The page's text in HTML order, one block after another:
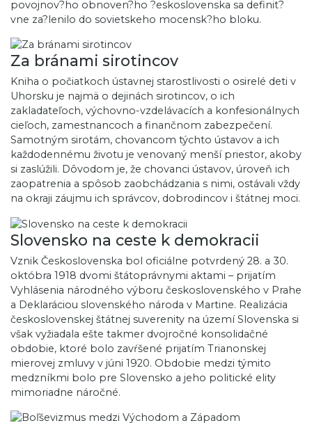
povojnov?ho obnoven?ho ?eskoslovenska sa definit?
vne za?lenilo do sovietskeho mocensk?ho bloku.
Za bránami sirotincov
Kniha o počiatkoch ústavnej starostlivosti o osirelé deti v
Uhorsku je najmä o dejinách sirotincov, o ich
zakladateľoch, výchovno-vzdelávacích a konfesionálnych
cieľoch, zamestnancoch a finančnom zabezpečení.
Samotným sirotám, chovancom týchto ústavov a ich
každodennému životu je venovaný menší priestor, akoby
si zaslúžili. Dôvodom je, že chovanci ústavov, úroveň ich
zaopatrenia a spôsob zaobchádzania s nimi, ostávali vždy
na okraji záujmu ich správcov, dobrodincov i štátnej moci.
Slovensko na ceste k demokracii
Vznik Československa bol oficiálne potvrdený 28. a 30.
októbra 1918 dvomi štátoprávnymi aktami – prijatím
Vyhlásenia národného výboru československého v Prahe
a Deklaráciou slovenského národa v Martine. Realizácia
československej štátnej suverenity na území Slovenska si
však vyžiadala ešte takmer dvojročné konsolidačné
obdobie, ktoré bolo zavŕšené prijatím Trianonskej
mierovej zmluvy v júni 1920. Obdobie medzi týmito
medzníkmi bolo pre Slovensko a jeho politické elity
mimoriadne náročné.